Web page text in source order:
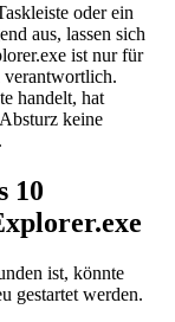
oder ein
aus, lassen sich
ist nur für
verantwortlich.
handelt, hat
keine
10
ist, könnte
gestartet werden.